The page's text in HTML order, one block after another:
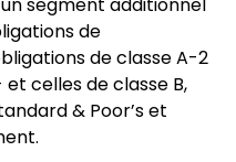
de
de classe A-2
celles de classe B,
& Poor’s et